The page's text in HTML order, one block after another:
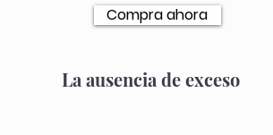
Compra ahora
La ausencia de exceso